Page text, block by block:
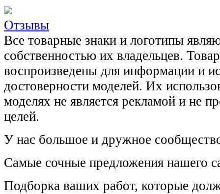
Отзывы
Все товарные знаки и логотипы
собственностью их владельцев.
воспроизведены для информации и
достоверности моделей. Их
моделях не является рекламой и не
целей.
У нас большое и дружное
Самые сочные предложения нашего
Подборка ваших работ, которые